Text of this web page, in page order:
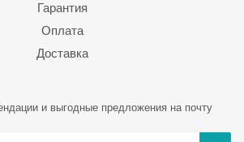
Гарантия
Оплата
Доставка
и выгодные предложения на почту